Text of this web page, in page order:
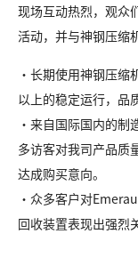
现场互动热烈，观众
活动，并与神钢压缩
・长期使用神钢压
以上的稳定运行，品
・来自国际国内的
多访客对我司产品质
达成购买意向。
・众多客户对
回收装置表现出强烈